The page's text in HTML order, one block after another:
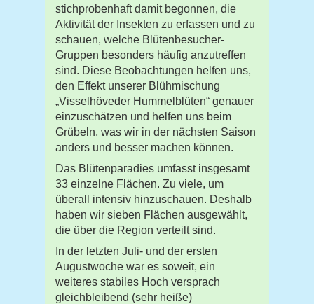
stichprobenhaft damit begonnen, die
Aktivität der Insekten zu erfassen und zu
schauen, welche Blütenbesucher-
Gruppen besonders häufig anzutreffen
sind. Diese Beobachtungen helfen uns,
den Effekt unserer Blühmischung
„Visselhöveder Hummelblüten“ genauer
einzuschätzen und helfen uns beim
Grübeln, was wir in der nächsten Saison
anders und besser machen können.
Das Blütenparadies umfasst insgesamt
33 einzelne Flächen. Zu viele, um
überall intensiv hinzuschauen. Deshalb
haben wir sieben Flächen ausgewählt,
die über die Region verteilt sind.
In der letzten Juli- und der ersten
Augustwoche war es soweit, ein
weiteres stabiles Hoch versprach
gleichbleibend (sehr heiße)